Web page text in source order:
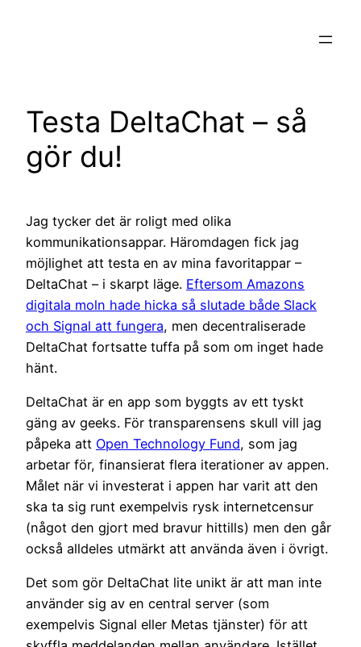
Testa DeltaChat – så
gör du!
Jag tycker det är roligt med olika
kommunikationsappar. Häromdagen fick jag
möjlighet att testa en av mina favoritappar –
DeltaChat – i skarpt läge. Eftersom Amazons
digitala moln hade hicka så slutade både Slack
och Signal att fungera, men decentraliserade
DeltaChat fortsatte tuffa på som om inget hade
hänt.
DeltaChat är en app som byggts av ett tyskt
gäng av geeks. För transparensens skull vill jag
påpeka att Open Technology Fund, som jag
arbetar för, finansierat flera iterationer av appen.
Målet när vi investerat i appen har varit att den
ska ta sig runt exempelvis rysk internetcensur
(något den gjort med bravur hittills) men den går
också alldeles utmärkt att använda även i övrigt.
Det som gör DeltaChat lite unikt är att man inte
använder sig av en central server (som
exempelvis Signal eller Metas tjänster) för att